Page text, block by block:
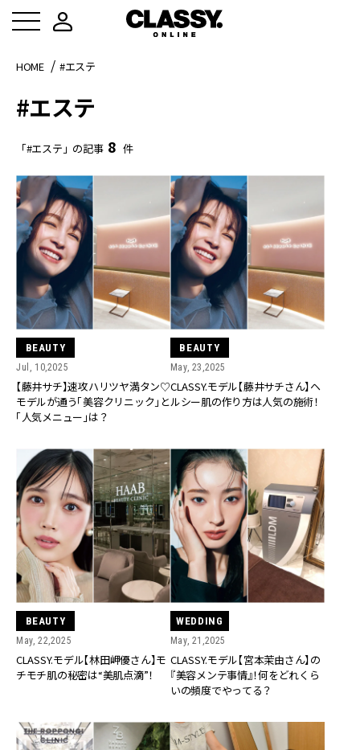
HOME #エステ
#エステ
「#エステ」の記事 8 件
BEAUTY
Jul, 10,2025
【藤井サチ】速攻ハリツヤ満タン♡
モデルが通う「美容クリニック」と
「人気メニュー」は？
BEAUTY
May, 23,2025
CLASSY.モデル【藤井サチさん】ヘ
ルシー肌の作り方は人気の施術！
BEAUTY
May, 22,2025
CLASSY.モデル【林田岬優さん】モ
チモチ肌の秘密は“美肌点滴”！
WEDDING
May, 21,2025
CLASSY.モデル【宮本茉由さん】の
『美容メンテ事情』！何をどれくら
いの頻度でやってる？